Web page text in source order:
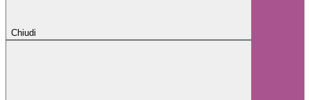
Chiudi